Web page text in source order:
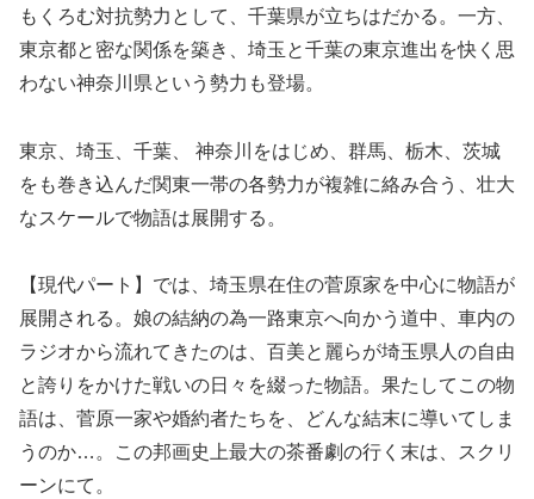
もくろむ対抗勢力として、千葉県が立ちはだかる。一方、
東京都と密な関係を築き、埼玉と千葉の東京進出を快く思
わない神奈川県という勢力も登場。
東京、埼玉、千葉、 神奈川をはじめ、群馬、栃木、茨城
をも巻き込んだ関東一帯の各勢力が複雑に絡み合う、壮大
なスケールで物語は展開する。
【現代パート】では、埼玉県在住の菅原家を中心に物語が
展開される。娘の結納の為一路東京へ向かう道中、車内の
ラジオから流れてきたのは、百美と麗らが埼玉県人の自由
と誇りをかけた戦いの日々を綴った物語。果たしてこの物
語は、菅原一家や婚約者たちを、どんな結末に導いてしま
うのか…。この邦画史上最大の茶番劇の行く末は、スクリ
ーンにて。